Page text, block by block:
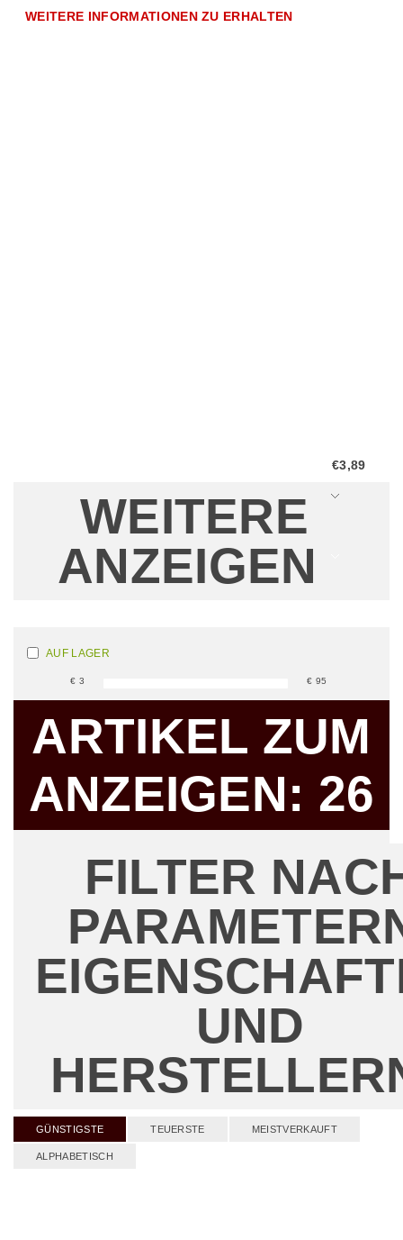
WEITERE INFORMATIONEN ZU ERHALTEN
€3,89
WEITERE
ANZEIGEN
AUF LAGER
€3 € 95
ARTIKEL ZUM
ANZEIGEN: 26
FILTER
UND
GÜNSTIGSTE TEUERSTE MEISTVERKAUFT
ALPHABETISCH